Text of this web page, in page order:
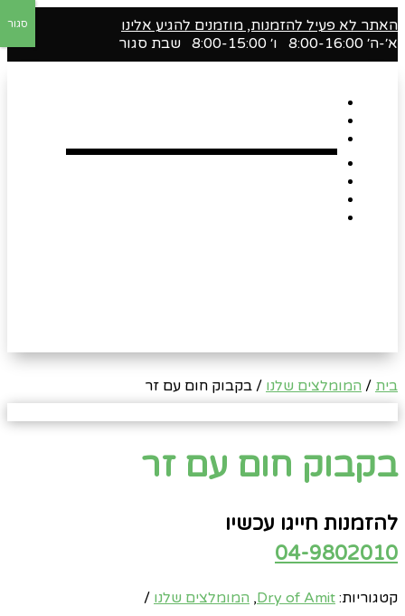
האתר לא פעיל להזמנות, מוזמנים להגיע אלינו
א׳-ה׳ 8:00-16:00 ו׳ 8:00-15:00 שבת סגור
בית / המומלצים שלנו / בקבוק חום עם זר
בקבוק חום עם זר
להזמנות חייגו עכשיו
04-9802010
קטגוריות: Dry of Amit
, המומלצים שלנו
סגור